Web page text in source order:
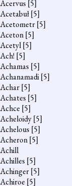
Acervus [5]
Acetabuł[5]
Acetometr[5]
Aceton[5]
Acetyl[5]
Ach! [5]
Achamas [5]
Achanamadi[5]
Achar[5]
Achates [5]
Achce [5]
Acheloidy[5]
Achelous [5]
Acheron[5]
Achill
Achilles [5]
Achinger[5]
Achiroe [5]